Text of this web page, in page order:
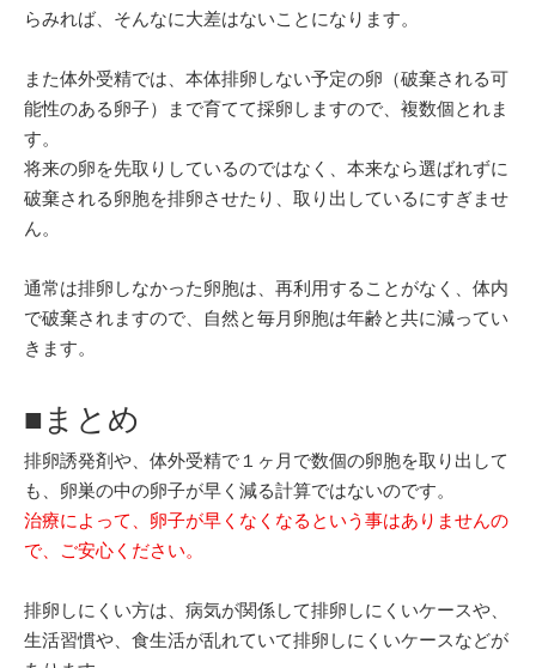
らみれば、そんなに大差はないことになります。
また体外受精では、本体排卵しない予定の卵（破棄される可
能性のある卵子）まで育てて採卵しますので、複数個とれま
す。
将来の卵を先取りしているのではなく、本来なら選ばれずに
破棄される卵胞を排卵させたり、取り出しているにすぎませ
ん。
通常は排卵しなかった卵胞は、再利用することがなく、体内
で破棄されますので、自然と毎月卵胞は年齢と共に減ってい
きます。
■まとめ
排卵誘発剤や、体外受精で１ヶ月で数個の卵胞を取り出して
も、卵巣の中の卵子が早く減る計算ではないのです。
治療によって、卵子が早くなくなるという事はありませんの
で、ご安心ください。
排卵しにくい方は、病気が関係して排卵しにくいケースや、
生活習慣や、食生活が乱れていて排卵しにくいケースなどが